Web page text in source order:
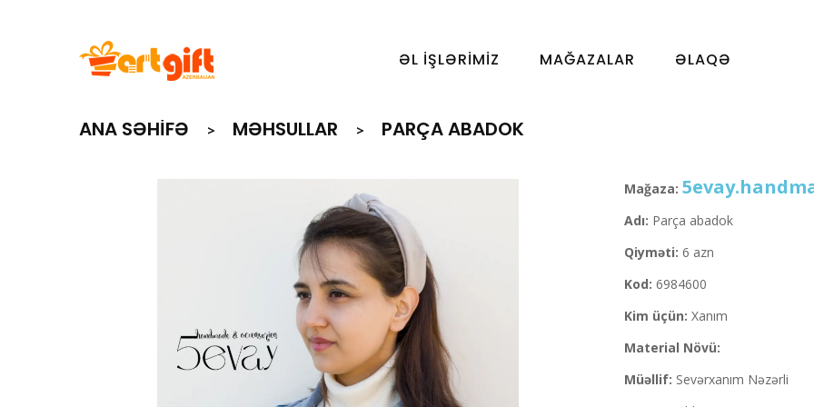
ƏL İŞLƏRIMIZ MAĞAZALAR ƏLAQƏ
ANA SƏHIFƏ MƏHSULLAR PARÇA ABADOK
Mağaza:
Adı: Parça abadok
Qiyməti: 6 azn
Kod: 6984600
Kim üçün: Xanım
Material Növü:
Müəllif: Sevərxanım Nəzərli